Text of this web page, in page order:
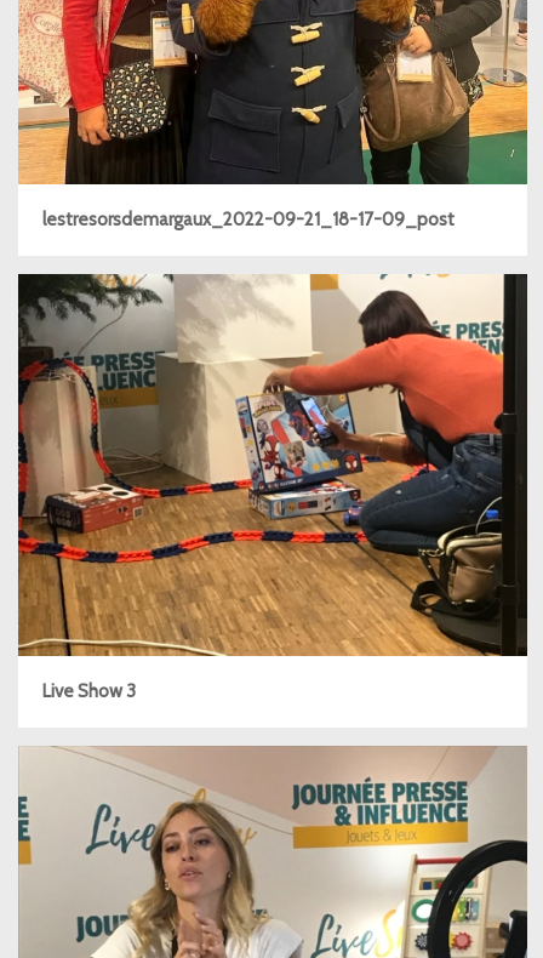
lestresorsdemargaux_2022-09-21_18-17-09_post
Live Show 3